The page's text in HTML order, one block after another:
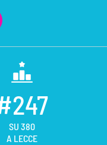
SU 380
A LECCE